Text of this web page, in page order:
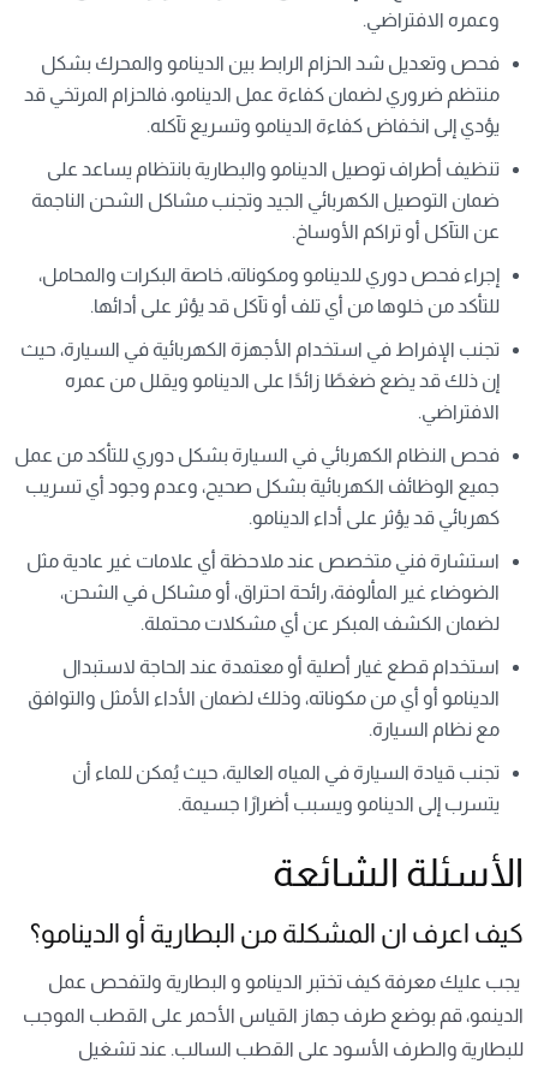
وعمره الافتراضي.
فحص وتعديل شد الحزام الرابط بين الدينامو والمحرك بشكل
منتظم ضروري لضمان كفاءة عمل الدينامو، فالحزام المرتخي قد
يؤدي إلى انخفاض كفاءة الدينامو وتسريع تآكله.
تنظيف أطراف توصيل الدينامو والبطارية بانتظام يساعد على
ضمان التوصيل الكهربائي الجيد وتجنب مشاكل الشحن الناجمة
عن التآكل أو تراكم الأوساخ.
إجراء فحص دوري للدينامو ومكوناته، خاصة البكرات والمحامل،
للتأكد من خلوها من أي تلف أو تآكل قد يؤثر على أدائها.
تجنب الإفراط في استخدام الأجهزة الكهربائية في السيارة، حيث
إن ذلك قد يضع ضغطًا زائدًا على الدينامو ويقلل من عمره
الافتراضي.
فحص النظام الكهربائي في السيارة بشكل دوري للتأكد من عمل
جميع الوظائف الكهربائية بشكل صحيح، وعدم وجود أي تسريب
كهربائي قد يؤثر على أداء الدينامو.
استشارة فني متخصص عند ملاحظة أي علامات غير عادية مثل
الضوضاء غير المألوفة، رائحة احتراق، أو مشاكل في الشحن،
لضمان الكشف المبكر عن أي مشكلات محتملة.
استخدام قطع غيار أصلية أو معتمدة عند الحاجة لاستبدال
الدينامو أو أي من مكوناته، وذلك لضمان الأداء الأمثل والتوافق
مع نظام السيارة.
تجنب قيادة السيارة في المياه العالية، حيث يُمكن للماء أن
يتسرب إلى الدينامو ويسبب أضرارًا جسيمة.
الأسئلة الشائعة
كيف اعرف ان المشكلة من البطارية أو الدينامو؟
يجب عليك معرفة كيف تختبر الدينامو و البطارية ولتفحص عمل
الدينمو، قم بوضع طرف جهاز القياس الأحمر على القطب الموجب
للبطارية والطرف الأسود على القطب السالب. عند تشغيل